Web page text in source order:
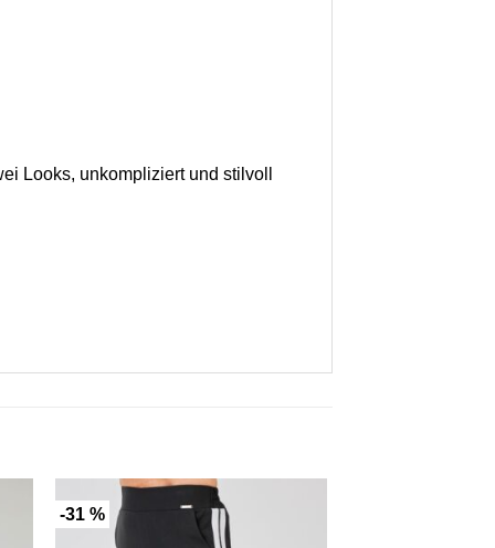
Looks, unkompliziert und stilvoll
-31 %